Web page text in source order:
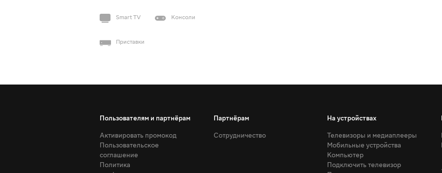
Smart TV Консоли
Приставки
Пользователям и партнёрам
Активировать промокод
Пользовательское
соглашение
Политика
Партнёрам
Сотрудничество
На устройствах
Телевизоры и медиаплееры
Мобильные устройства
Компьютер
Подключить телевизор